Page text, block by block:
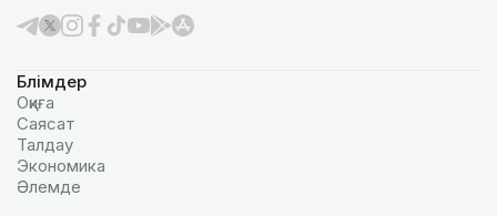
Бөлімдер
Оқиға
Саясат
Талдау
Экономика
Әлемде